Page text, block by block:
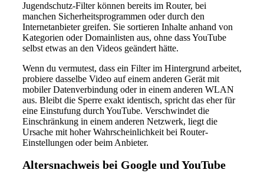
Jugendschutz-Filter können bereits im Router, bei
manchen Sicherheitsprogrammen oder durch den
Internetanbieter greifen. Sie sortieren Inhalte anhand von
Kategorien oder Domainlisten aus, ohne dass YouTube
selbst etwas an den Videos geändert hätte.
Wenn du vermutest, dass ein Filter im Hintergrund arbeitet,
probiere dasselbe Video auf einem anderen Gerät mit
mobiler Datenverbindung oder in einem anderen WLAN
aus. Bleibt die Sperre exakt identisch, spricht das eher für
eine Einstufung durch YouTube. Verschwindet die
Einschränkung in einem anderen Netzwerk, liegt die
Ursache mit hoher Wahrscheinlichkeit bei Router-
Einstellungen oder beim Anbieter.
Altersnachweis bei Google und YouTube